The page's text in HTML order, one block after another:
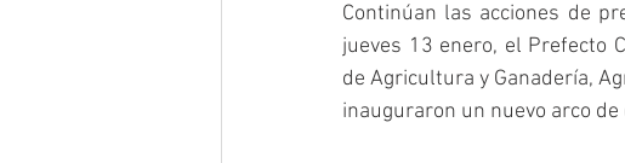
Continúan las acciones de
jueves 13 enero, el Prefecto
de Agricultura y Ganadería,
inauguraron un nuevo arco